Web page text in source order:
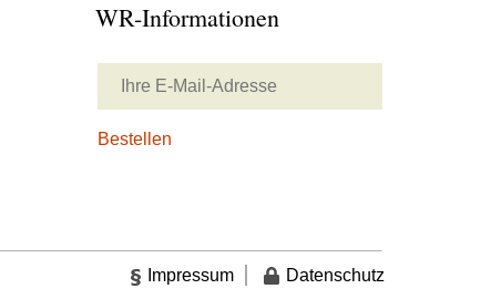
WR-Informationen
Impressum Datenschutz